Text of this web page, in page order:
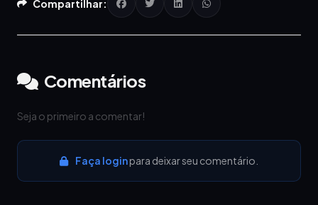
Compartilhar:
Comentários
Seja o primeiro a comentar!
Faça loginpara deixar seu comentário.